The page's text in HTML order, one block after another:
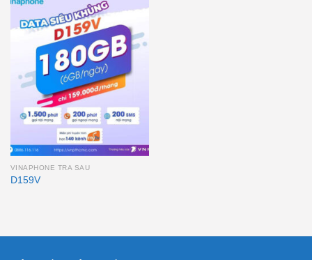
VINAPHONE TRA SAU
D159V